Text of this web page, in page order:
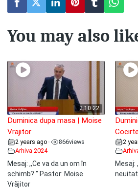
You may also
2:10:22
Duminica dupa masa | Moise
Vrajitor
2 years ago • 866views
Arhiva 2024
Mesaj: ,,Ce va da un om în
schimb? " Pastor: Moise
Vrăjitor
2
Mesaj: